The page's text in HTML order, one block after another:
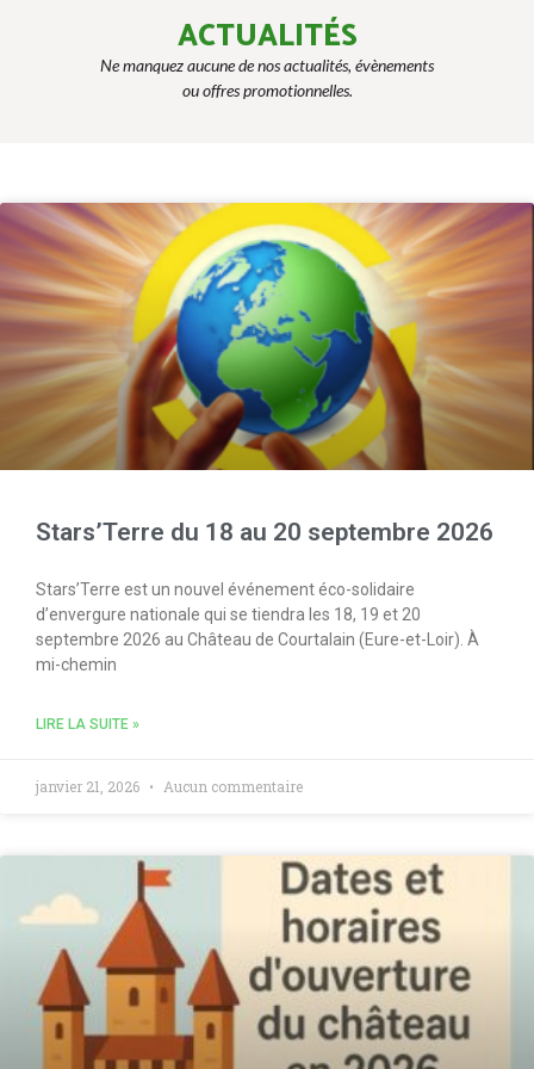
ACTUALITÉS
Ne manquez aucune de nos actualités, évènements
ou offres promotionnelles.
Stars’Terre du 18 au 20 septembre 2026
Stars’Terre est un nouvel événement éco-solidaire
d’envergure nationale qui se tiendra les 18, 19 et 20
septembre 2026 au Château de Courtalain (Eure-et-Loir). À
mi-chemin
LIRE LA SUITE »
janvier 21, 2026 Aucun commentaire